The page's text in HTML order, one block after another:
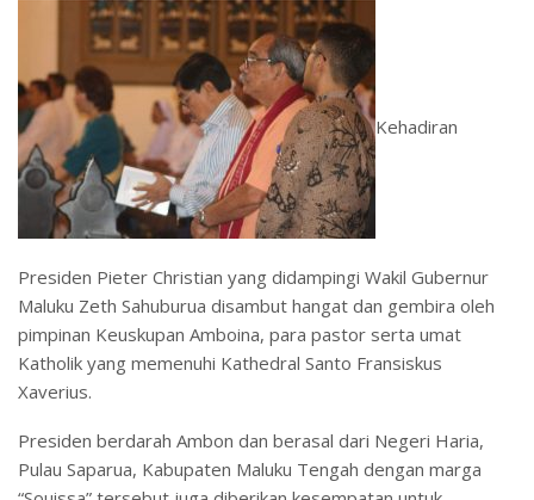
Kehadiran
Presiden Pieter Christian yang didampingi Wakil Gubernur
Maluku Zeth Sahuburua disambut hangat dan gembira oleh
pimpinan Keuskupan Amboina, para pastor serta umat
Katholik yang memenuhi Kathedral Santo Fransiskus
Xaverius.
Presiden berdarah Ambon dan berasal dari Negeri Haria,
Pulau Saparua, Kabupaten Maluku Tengah dengan marga